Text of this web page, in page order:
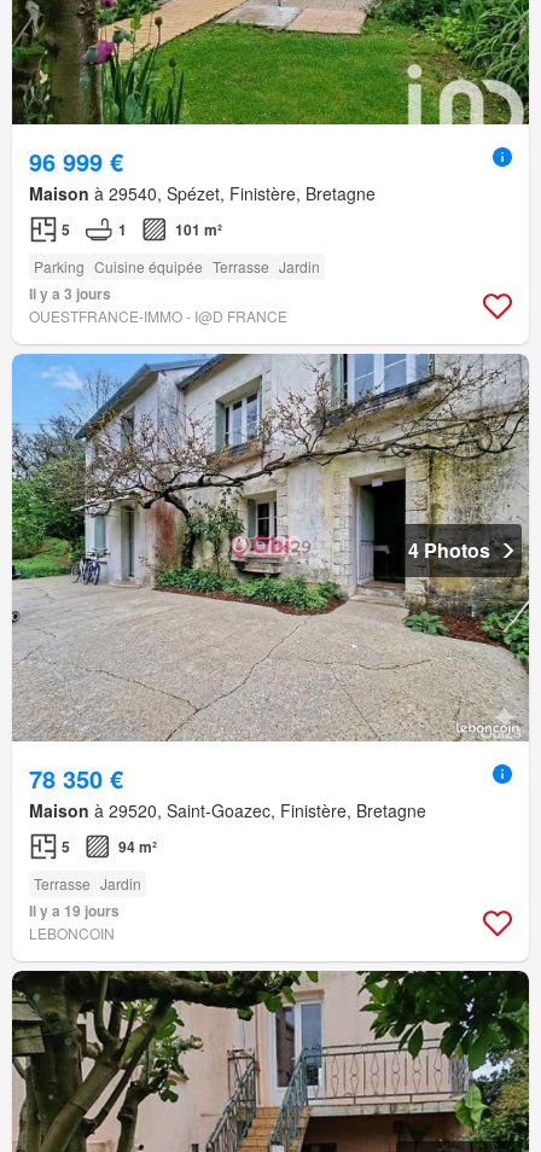
96 999 €
Maison à 29540, Spézet, Finistère, Bretagne
5 1 101 m²
Parking Cuisine équipée Terrasse Jardin
Il y a 3 jours
OUESTFRANCE-IMMO - I@D FRANCE
4 Photos
78 350 €
Maison à 29520, Saint-Goazec, Finistère, Bretagne
5 94 m²
Terrasse Jardin
Il y a 19 jours
LEBONCOIN